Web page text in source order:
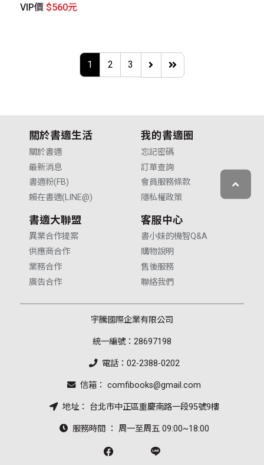
VIP價 $560元
1 2 3
關於書適生活
關於書適
最新消息
書適粉(FB)
賴在書適(LINE@)
我的書適圈
忘記密碼
訂單查詢
會員服務條款
隱私權政策
書適大聯盟
異業合作提案
供應商合作
業務合作
廣告合作
客服中心
書小妹的機智Q&A
購物說明
售後服務
聯絡我們
宇騰國際企業有限公司
統一編號：28697198
電話：02-2388-0202
信箱： comfibooks@gmail.com
地址： 台北市中正區重慶南路一段95號9樓
服務時間 ： 周一至周五 09:00~18:00